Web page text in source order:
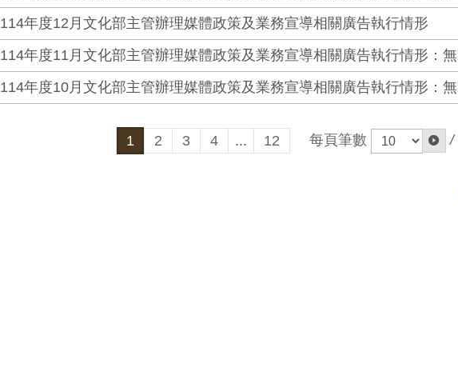
114年度12月文化部主管辦理媒體政策及業務宣導相關廣告執行情形
114年度11月文化部主管辦理媒體政策及業務宣導相關廣告執行情形：無
114年度10月文化部主管辦理媒體政策及業務宣導相關廣告執行情形：無
1 2 3 4 ... 12 每頁筆數 /